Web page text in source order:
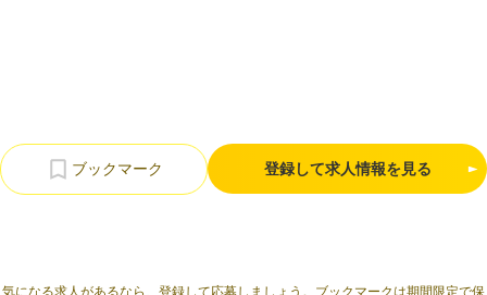
登録して求人情報を見る
気になる求人があるなら、登録して応募しましょう。ブックマークは期間限定で保